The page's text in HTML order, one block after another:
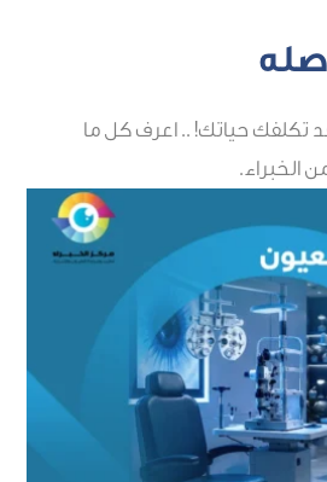
صله
تكلفك حياتك! .. اعرف كل ما